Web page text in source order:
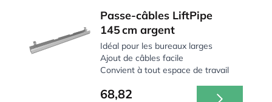
Passe-câbles LiftPipe
145 cm argent
Idéal pour les bureaux larges
Ajout de câbles facile
Convient à tout espace de travail
68,82